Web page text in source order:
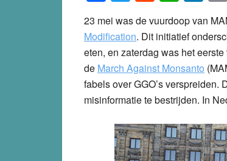
23 mei was de vuurdoop van
Modification. Dit initiatief
eten, en zaterdag was het
de March Against Monsanto
fabels over GGO’s
misinformatie te bestrijden. In